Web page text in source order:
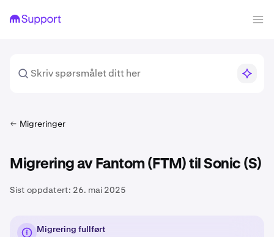
Migreringer
Migrering av Fantom (FTM) til Sonic (S)
Sist oppdatert: 26. mai 2025
Migrering fullført